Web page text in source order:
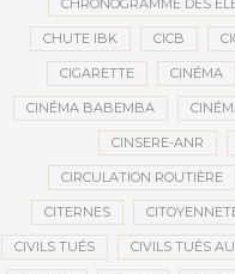
CHRONOGRAMME DES
CHUTE IBK CICB
CIGARETTE CINÉMA
CINÉMA BABEMBA
CINSERE-ANR
CIRCULATION ROUTIÈRE
CITERNES
CIVILS TUÉS CIVILS TUÉS